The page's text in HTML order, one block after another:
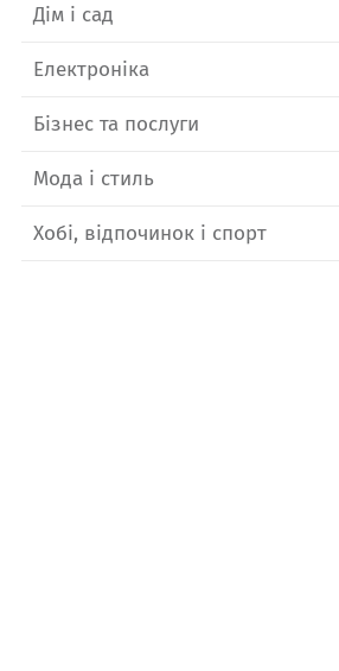
Дім і сад
Електроніка
Бізнес та послуги
Мода і стиль
Хобі, відпочинок і спорт